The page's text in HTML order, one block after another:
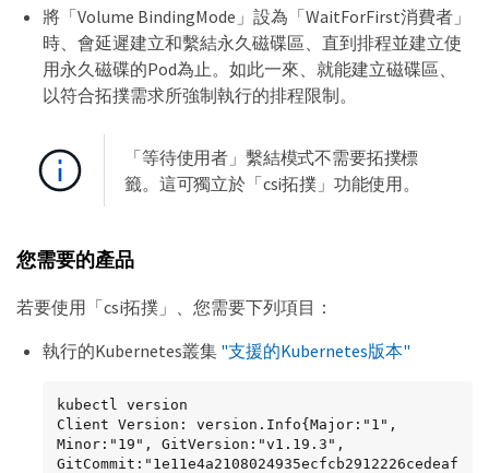
將「Volume BindingMode」設為「WaitForFirst消費者」
時、會延遲建立和繫結永久磁碟區、直到排程並建立使
用永久磁碟的Pod為止。如此一來、就能建立磁碟區、
以符合拓撲需求所強制執行的排程限制。
「等待使用者」繫結模式不需要拓撲標
籤。這可獨立於「csi拓撲」功能使用。
您需要的產品
若要使用「csi拓撲」、您需要下列項目：
執行的Kubernetes叢集 "支援的Kubernetes版本"
kubectl version
Client Version: version.Info{Major:"1",
Minor:"19", GitVersion:"v1.19.3",
GitCommit:"1e11e4a2108024935ecfcb2912226cedeaf